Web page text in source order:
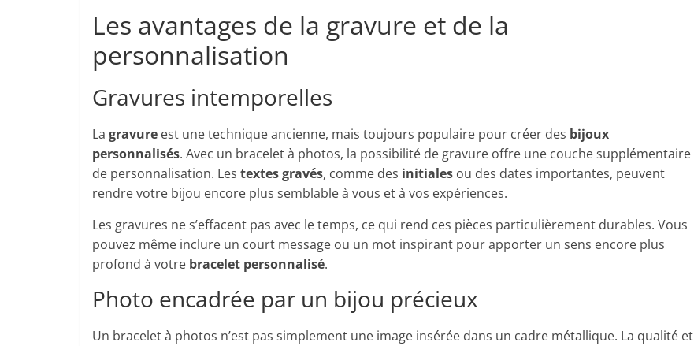
Les avantages de la gravure et de la
personnalisation
Gravures intemporelles
La gravure est une technique ancienne, mais toujours populaire pour créer des bijoux
personnalisés. Avec un bracelet à photos, la possibilité de gravure offre une couche supplémentaire
de personnalisation. Les textes gravés, comme des initiales ou des dates importantes, peuvent
rendre votre bijou encore plus semblable à vous et à vos expériences.
Les gravures ne s’effacent pas avec le temps, ce qui rend ces pièces particulièrement durables. Vous
pouvez même inclure un court message ou un mot inspirant pour apporter un sens encore plus
profond à votre bracelet personnalisé.
Photo encadrée par un bijou précieux
Un bracelet à photos n’est pas simplement une image insérée dans un cadre métallique. La qualité et